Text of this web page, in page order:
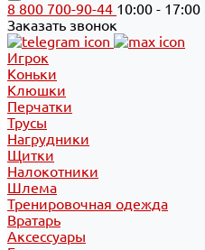
8 800 700-90-44 10:00 -
Заказать звонок
Игрок
Коньки
Клюшки
Перчатки
Трусы
Нагрудники
Щитки
Налокотники
Шлема
Тренировочная одежда
Вратарь
Аксессуары